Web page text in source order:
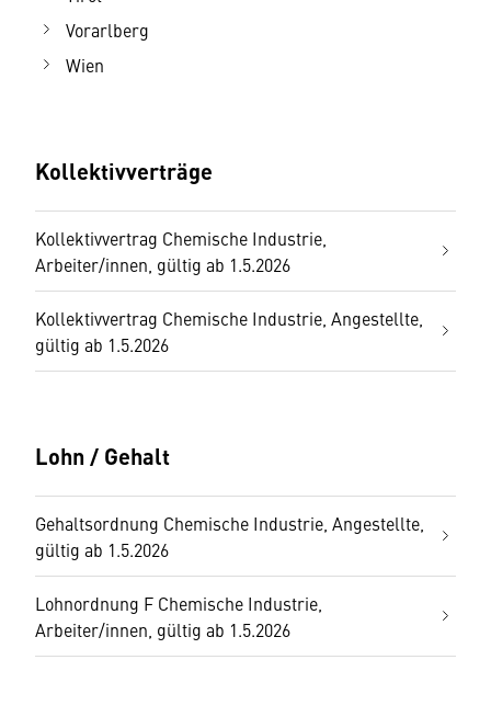
Vorarlberg
Wien
Kollektivverträge
Kollektivvertrag Chemische Industrie,
Arbeiter/innen, gültig ab 1.5.2026
Kollektivvertrag Chemische Industrie, Angestellte,
gültig ab 1.5.2026
Lohn / Gehalt
Gehaltsordnung Chemische Industrie, Angestellte,
gültig ab 1.5.2026
Lohnordnung F Chemische Industrie,
Arbeiter/innen, gültig ab 1.5.2026